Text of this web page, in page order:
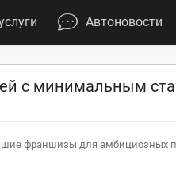
Автоновости
с минимальным
франшизы для амбициозных